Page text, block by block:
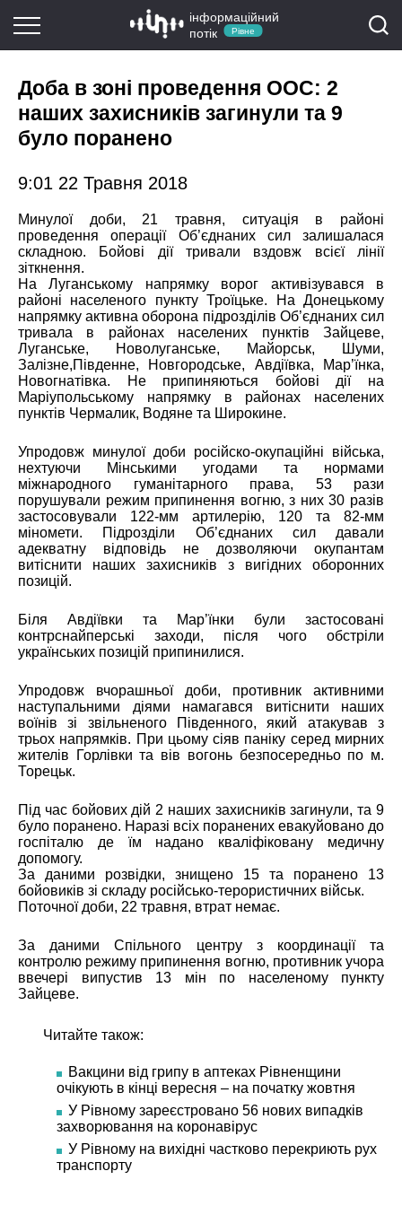
інформаційний
потік
Рівне
Доба в зоні проведення ООС: 2
наших захисників загинули та 9
було поранено
9:01 22 Травня 2018
Минулої доби, 21 травня, ситуація в районі
проведення операції Об’єднаних сил залишалася
складною. Бойові дії тривали вздовж всієї лінії
зіткнення.
На Луганському напрямку ворог активізувався в
районі населеного пункту Троїцьке. На Донецькому
напрямку активна оборона підрозділів Об’єднаних сил
тривала в районах населених пунктів Зайцеве,
Луганське, Новолуганське, Майорськ, Шуми,
Залізне,Південне, Новгородське, Авдіївка, Мар’їнка,
Новогнатівка. Не припиняються бойові дії на
Маріупольському напрямку в районах населених
пунктів Чермалик, Водяне та Широкине.
Упродовж минулої доби російско-окупаційні війська,
нехтуючи Мінськими угодами та нормами
міжнародного гуманітарного права, 53 рази
порушували режим припинення вогню, з них 30 разів
застосовували 122-мм артилерію, 120 та 82-мм
міномети. Підрозділи Об’єднаних сил давали
адекватну відповідь не дозволяючи окупантам
витіснити наших захисників з вигідних оборонних
позицій.
Біля Авдіївки та Мар’їнки були застосовані
контрснайперські заходи, після чого обстріли
українських позицій припинилися.
Упродовж вчорашньої доби, противник активними
наступальними діями намагався витіснити наших
воїнів зі звільненого Південного, який атакував з
трьох напрямків. При цьому сіяв паніку серед мирних
жителів Горлівки та вів вогонь безпосередньо по м.
Торецьк.
Під час бойових дій 2 наших захисників загинули, та 9
було поранено. Наразі всіх поранених евакуйовано до
госпіталю де їм надано кваліфіковану медичну
допомогу.
За даними розвідки, знищено 15 та поранено 13
бойовиків зі складу російсько-терористичних військ.
Поточної доби, 22 травня, втрат немає.
За даними Спільного центру з координації та
контролю режиму припинення вогню, противник учора
ввечері випустив 13 мін по населеному пункту
Зайцеве.
Читайте також:
Вакцини від грипу в аптеках Рівненщини
очікують в кінці вересня – на початку жовтня
У Рівному зареєстровано 56 нових випадків
захворювання на коронавірус
У Рівному на вихідні частково перекриють рух
транспорту